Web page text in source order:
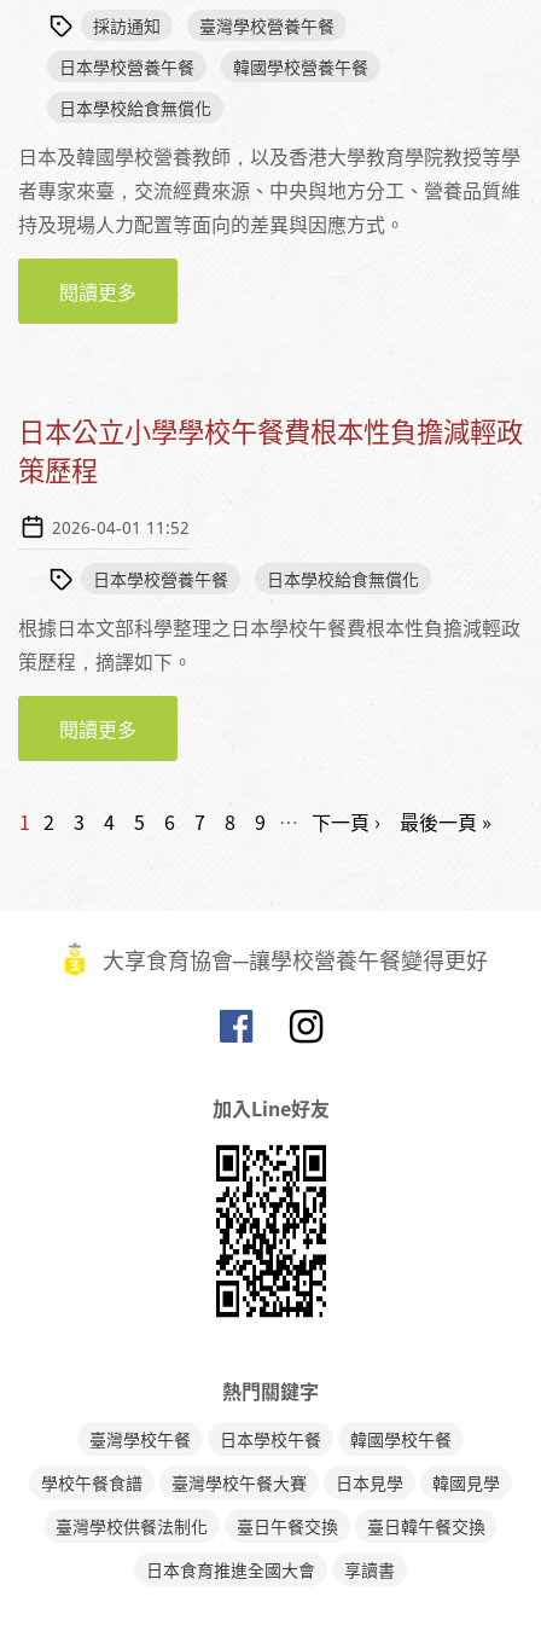
採訪通知
臺灣學校營養午餐
日本學校營養午餐
韓國學校營養午餐
日本學校給食無償化
日本及韓國學校營養教師，以及香港大學教育學院教授等學
者專家來臺，交流經費來源、中央與地方分工、營養品質維
持及現場人力配置等面向的差異與因應方式。
閱讀更多
4/17日韓專家齊聚臺灣交流制度與實務
日本公立小學學校午餐費根本性負擔減輕政
策歷程
2026-04-01 11:52
日本學校營養午餐 日本學校給食無償化
根據日本文部科學整理之日本學校午餐費根本性負擔減輕政
策歷程，摘譯如下。
閱讀更多
政策歷程
頁面
1 2 3 4 5 6 7 8 9 … 下一頁 › 最後一頁 »
大享食育協會─讓學校營養午餐變得更好
加入Line好友
熱門關鍵字
臺灣學校午餐 日本學校午餐
韓國學校午餐
學校午餐食譜
臺灣學校午餐大賽 日本見學
韓國見學
臺灣學校供餐法制化
臺日午餐交換
臺日韓午餐交換
日本食育推進全國大會
享讀書